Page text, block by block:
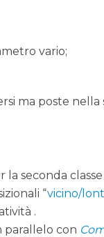
vario;
ma poste nella
seconda
“vicino/
.
parallelo con